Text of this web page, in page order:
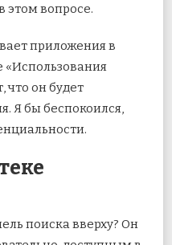
этом вопросе.
приложения в
«Использования
что он будет
Я бы беспокоился,
поиска вверху? Он